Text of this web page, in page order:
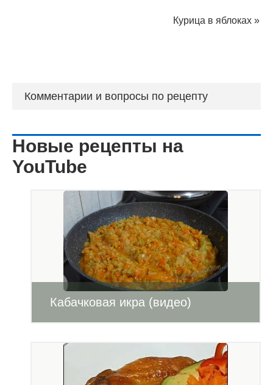
Курица в яблоках »
Комментарии и вопросы по рецепту
Новые рецепты на
YouTube
Кабачковая икра (видео)